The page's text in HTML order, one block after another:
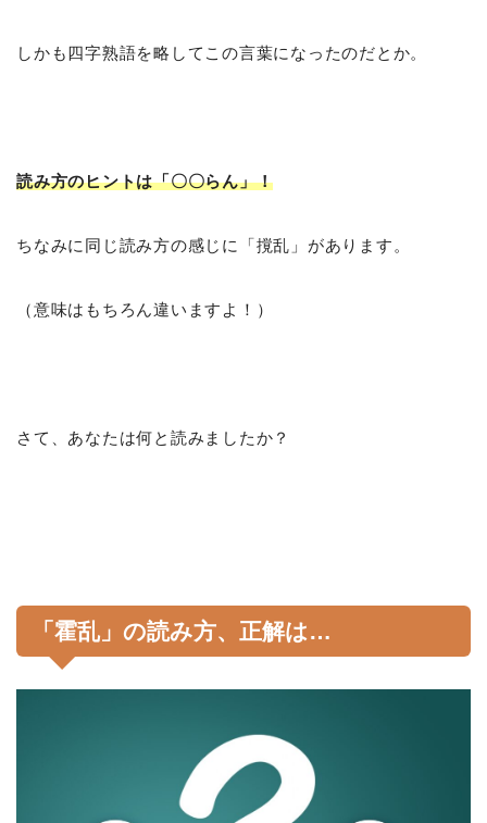
しかも四字熟語を略してこの言葉になったのだとか。
読み方のヒントは「〇〇らん」！
ちなみに同じ読み方の感じに「撹乱」があります。
（意味はもちろん違いますよ！）
さて、あなたは何と読みましたか？
「霍乱」の読み方、正解は…